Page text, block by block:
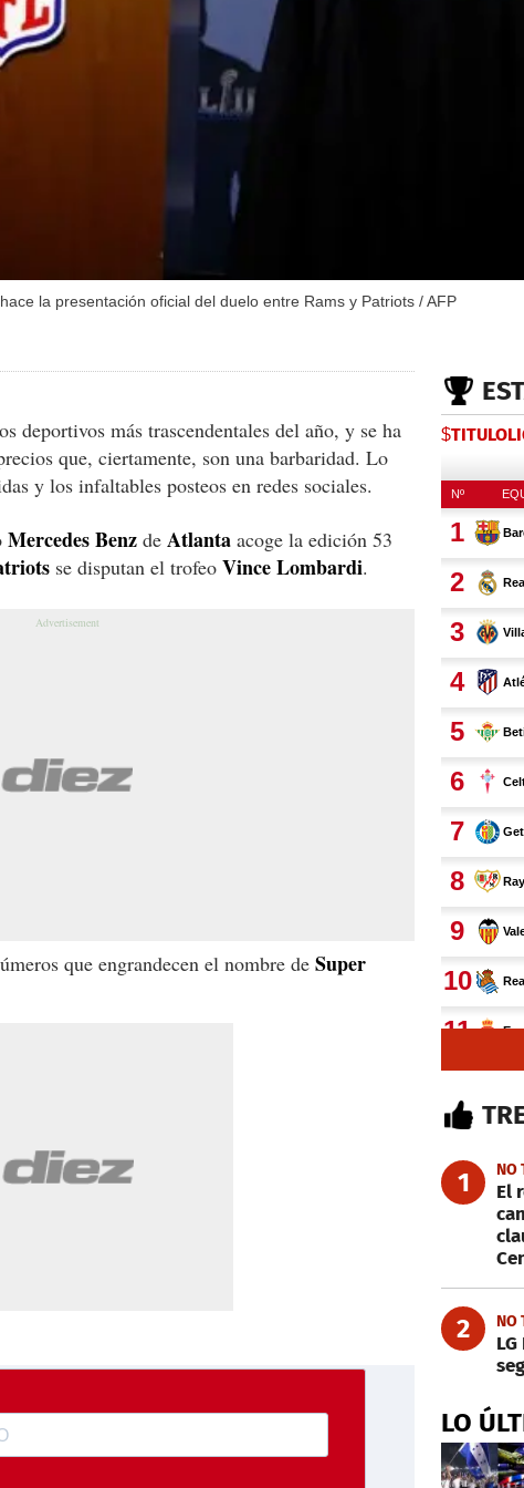
la presentación oficial del duelo entre Rams y Patriots / AFP
deportivos más trascendentales del año, y se ha
que, ciertamente, son una barbaridad. Lo
y los infaltables posteos en redes sociales.
MercedesBenz de Atlanta acoge la edición 53
se disputan el trofeo VinceLombardi.
que engrandecen el nombre de Super
1 NO
El
2 NO
LO